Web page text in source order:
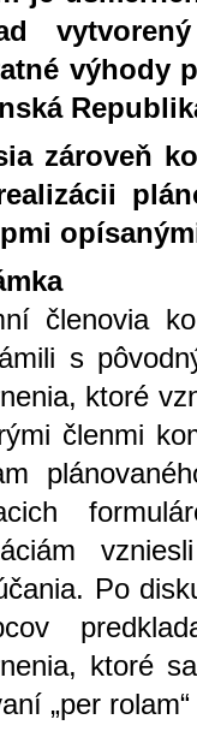
výhody
zároveň
členovia
s
ktoré
členmi
Po
ktoré
„per